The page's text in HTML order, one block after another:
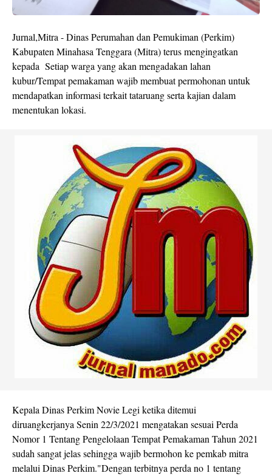
Jurnal,Mitra - Dinas Perumahan dan Pemukiman (Perkim)
Kabupaten Minahasa Tenggara (Mitra) terus mengingatkan
kepada Setiap warga yang akan mengadakan lahan
kubur/Tempat pemakaman wajib membuat permohonan untuk
mendapatkan informasi terkait tataruang serta kajian dalam
menentukan lokasi.
Kepala Dinas Perkim Novie Legi ketika ditemui
diruangkerjanya Senin 22/3/2021 mengatakan sesuai Perda
Nomor 1 Tentang Pengelolaan Tempat Pemakaman Tahun 2021
sudah sangat jelas sehingga wajib bermohon ke pemkab mitra
melalui Dinas Perkim."Dengan terbitnya perda no 1 tentang